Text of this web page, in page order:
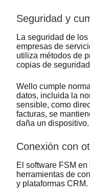
Seguridad y
La seguridad de
empresas de
utiliza métodos de
copias de
Wello cumple
datos, incluida la
sensible, como
facturas, se
daña un dispositivo.
Conexión con
El software FSM
herramientas de
y plataformas CRM.